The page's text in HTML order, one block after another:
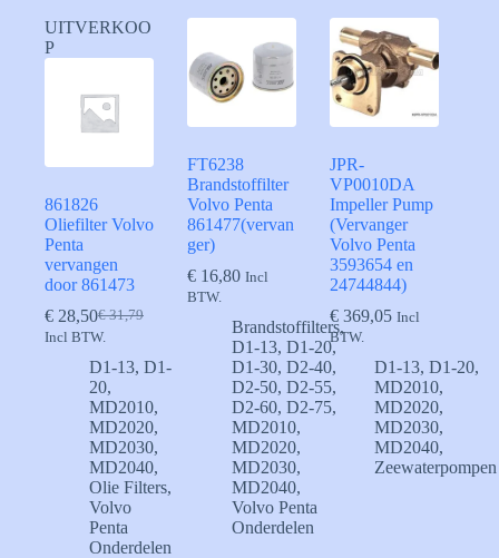
UITVERKOO
P
861826
Oliefilter Volvo
Penta
vervangen
door 861473
€31,79
Oorspronkelijke
prijs
was:
€ 31,79.
€ 28,50Huidige
prijs
is:
€ 28,50.
Incl BTW.
D1-13, D1-
20,
MD2010,
MD2020,
MD2030,
MD2040,
Olie Filters,
Volvo
Penta
Onderdelen
FT6238
Brandstoffilter
Volvo Penta
861477(vervan
ger)
€ 16,80 Incl
BTW.
Brandstoffilters,
D1-13,D1-20,
D1-30,D2-40,
D2-50,D2-55,
D2-60,D2-75,
MD2010,
MD2020,
MD2030,
MD2040,
Volvo Penta
Onderdelen
JPR-
VP0010DA
Impeller Pump
(Vervanger
Volvo Penta
3593654 en
24744844)
€ 369,05 Incl
BTW.
D1-13,D1-20,
MD2010,
MD2020,
MD2030,
MD2040,
Zeewaterpompen